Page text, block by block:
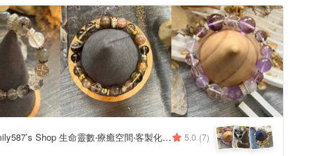
Emily587’s Shop 生命靈數‧療癒空間‧客製化水晶飾品 5.0 (7)